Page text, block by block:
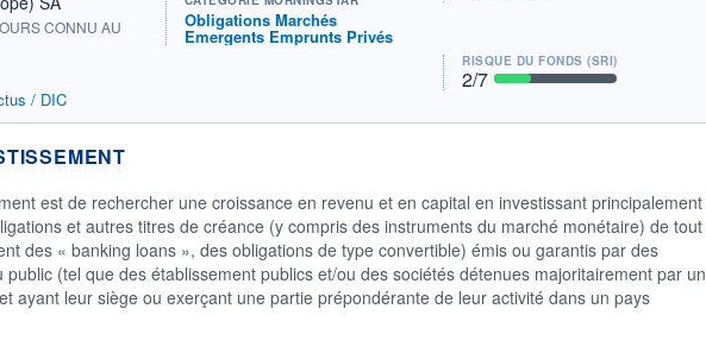
CONNU AU
/ DIC
Obligations Marchés
Emergents Emprunts Privés
RISQUE DU FONDS (SRI)
2/7
est de rechercher une croissance en revenu et en capital en investissant principalement
et autres titres de créance (y compris des instruments du marché monétaire) de tout
des « banking loans », des obligations de type convertible) émis ou garantis par des
(tel que des établissement publics et/ou des sociétés détenues majoritairement par un
ayant leur siège ou exerçant une partie prépondérante de leur activité dans un pays